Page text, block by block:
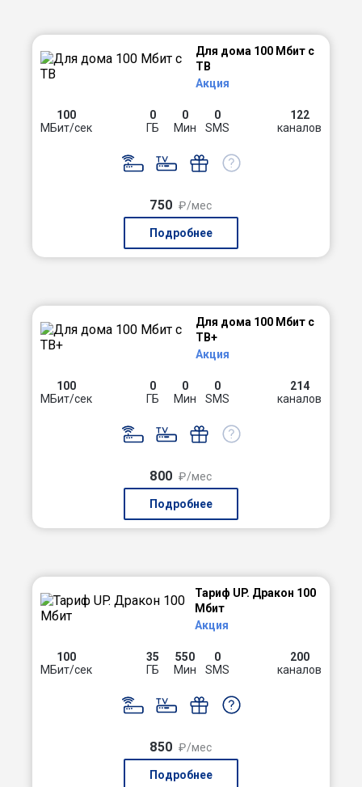
Для дома 100 Мбит с
ТВ
Акция
100
МБит/сек
0
ГБ
0
Мин
0
SMS
122
каналов
750 ₽/мес
Подробнее
Для дома 100 Мбит с
ТВ+
Акция
100
МБит/сек
0
ГБ
0
Мин
0
SMS
214
каналов
800 ₽/мес
Подробнее
Тариф UP. Дракон 100
Мбит
Акция
100
МБит/сек
35
ГБ
550
Мин
0
SMS
200
каналов
850 ₽/мес
Подробнее